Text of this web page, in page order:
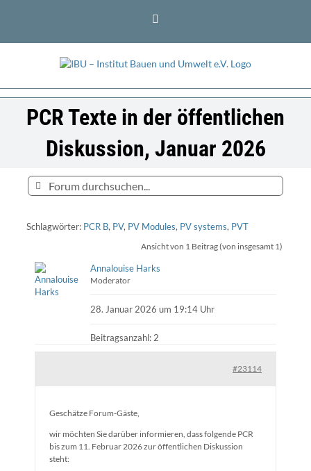
PCR Texte in der öffentlichen
Diskussion, Januar 2026
Schlagwörter: PCR B, PV, PV Modules, PV systems, PVT
Ansicht von 1 Beitrag (von insgesamt 1)
Annalouise Harks
Moderator
28. Januar 2026 um 19:14 Uhr
Beitragsanzahl: 2
#23114
Geschätze Forum-Gäste,
wir möchten Sie darüber informieren, dass folgende PCR
bis zum 11. Februar 2026 zur öffentlichen Diskussion
steht: